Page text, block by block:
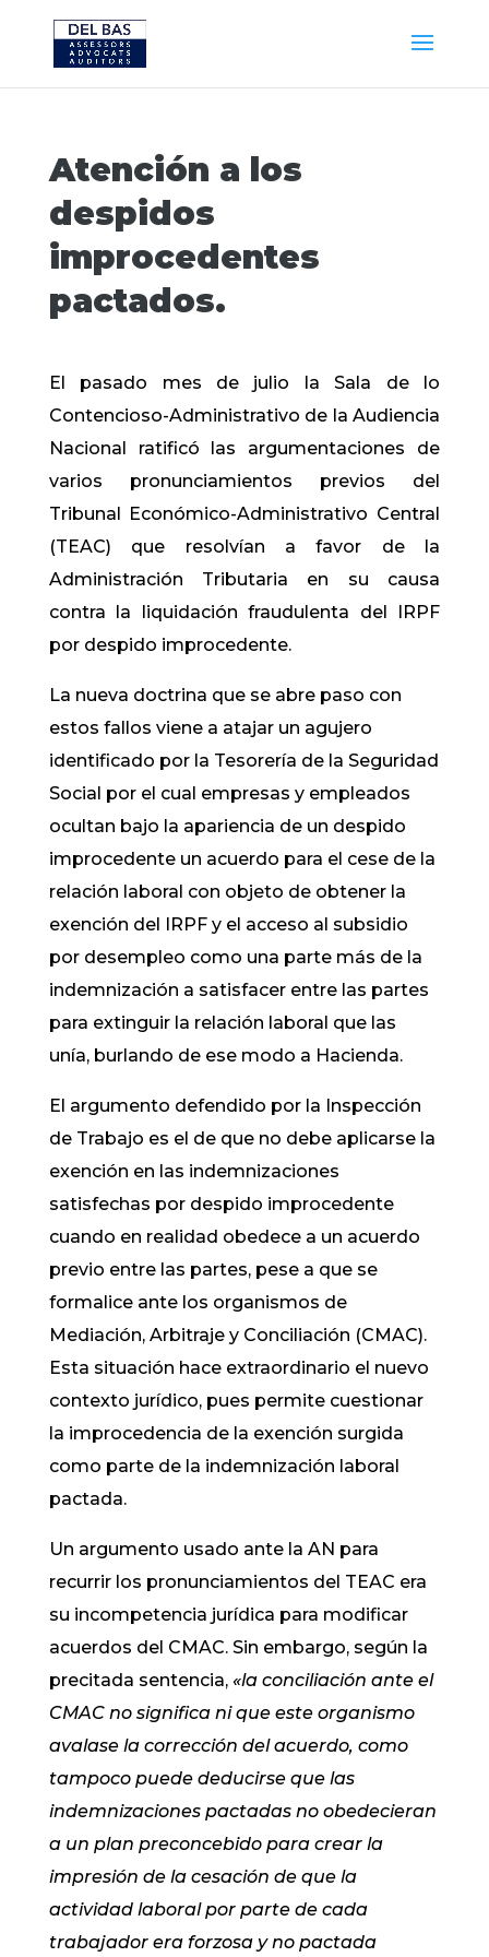
Atención a los
despidos
improcedentes
pactados.
El pasado mes de julio la Sala de lo
Contencioso-Administrativo de la Audiencia
Nacional ratificó las argumentaciones de
varios pronunciamientos previos del
Tribunal Económico-Administrativo Central
(TEAC) que resolvían a favor de la
Administración Tributaria en su causa
contra la liquidación fraudulenta del IRPF
por despido improcedente.
La nueva doctrina que se abre paso con
estos fallos viene a atajar un agujero
identificado por la Tesorería de la Seguridad
Social por el cual empresas y empleados
ocultan bajo la apariencia de un despido
improcedente un acuerdo para el cese de la
relación laboral con objeto de obtener la
exención del IRPF y el acceso al subsidio
por desempleo como una parte más de la
indemnización a satisfacer entre las partes
para extinguir la relación laboral que las
unía, burlando de ese modo a Hacienda.
El argumento defendido por la Inspección
de Trabajo es el de que no debe aplicarse la
exención en las indemnizaciones
satisfechas por despido improcedente
cuando en realidad obedece a un acuerdo
previo entre las partes, pese a que se
formalice ante los organismos de
Mediación, Arbitraje y Conciliación (CMAC).
Esta situación hace extraordinario el nuevo
contexto jurídico, pues permite cuestionar
la improcedencia de la exención surgida
como parte de la indemnización laboral
pactada.
Un argumento usado ante la AN para
recurrir los pronunciamientos del TEAC era
su incompetencia jurídica para modificar
acuerdos del CMAC. Sin embargo, según la
precitada sentencia, «la conciliación ante el
CMAC no significa ni que este organismo
avalase la corrección del acuerdo, como
tampoco puede deducirse que las
indemnizaciones pactadas no obedecieran
a un plan preconcebido para crear la
impresión de la cesación de que la
actividad laboral por parte de cada
trabajador era forzosa y no pactada